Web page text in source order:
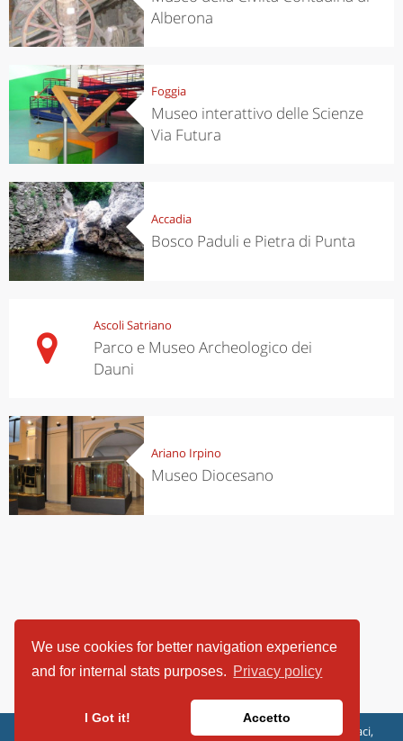
We use cookies for better navigation experience
and for internal stats purposes. Privacy policy
I Got it! Accetto
Alberona
Foggia
Museo interattivo delle Scienze
Via Futura
Accadia
Bosco Paduli e Pietra di Punta
Ascoli Satriano
Parco e Museo Archeologico dei
Dauni
Ariano Irpino
Museo Diocesano
ViaggiArt - © 2013-2026 Altrama Italia SRL | Piazza Caduti di Capaci,